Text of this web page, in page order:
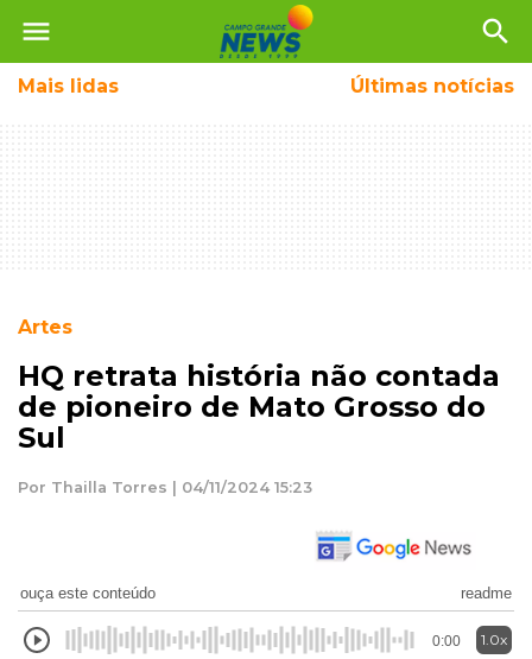
menu search
Mais lidas Últimas notícias
Artes
HQ retrata história não contada
de pioneiro de Mato Grosso do
Sul
Por Thailla Torres | 04/11/2024 15:23
ouça este conteúdo readme
0:00 1.0x